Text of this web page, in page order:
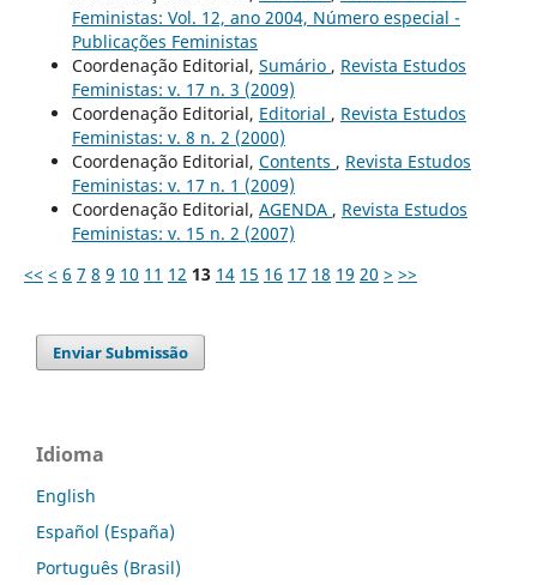
Feministas: Vol. 12, ano 2004, Número especial -
Publicações Feministas
Coordenação Editorial, Sumário , Revista Estudos
Feministas: v. 17 n. 3 (2009)
Coordenação Editorial, Editorial , Revista Estudos
Feministas: v. 8 n. 2 (2000)
Coordenação Editorial, Contents , Revista Estudos
Feministas: v. 17 n. 1 (2009)
Coordenação Editorial, AGENDA , Revista Estudos
Feministas: v. 15 n. 2 (2007)
<< < 6 7 8 9 10 11 12 13 14 15 16 17 18 19 20 > >>
Enviar Submissão
Idioma
English
Español (España)
Português (Brasil)